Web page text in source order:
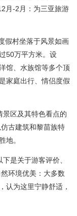
月-2月：为三亚旅游
假村坐落于风景如画
50万平方米。设
馆、水族馆等多个顶
家庭出行、情侣度假
区及其特色看点的
古建筑和黎苗族特
地。
是关于游客评价、
环境优美：大多数
认为这里宁静舒适，